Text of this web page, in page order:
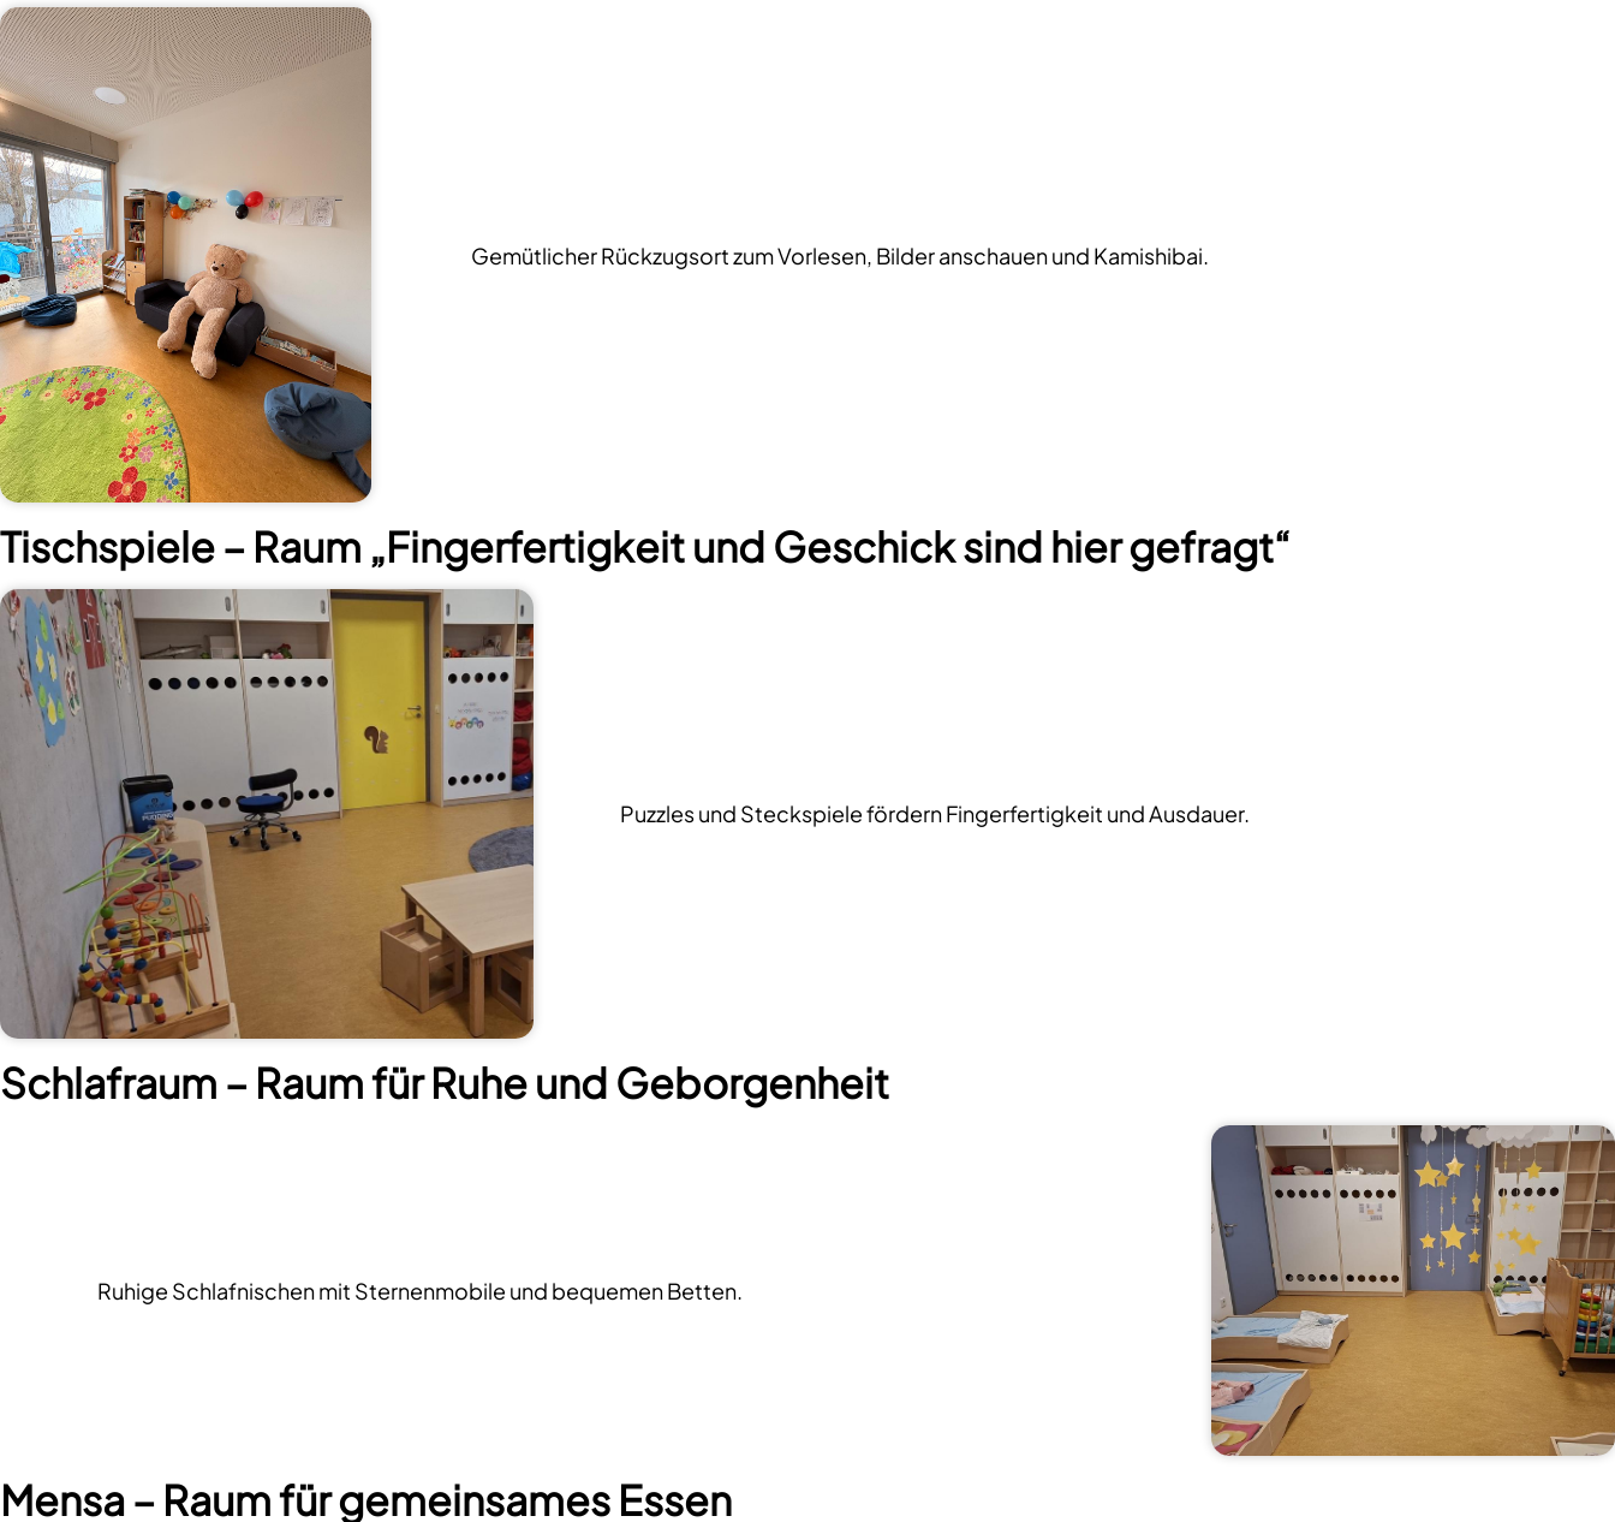
Gemütlicher Rückzugsort zum Vorlesen, Bilder anschauen und Kamishibai.
Tischspiele – Raum „Fingerfertigkeit und Geschick sind hier gefragt“
Puzzles und Steckspiele fördern Fingerfertigkeit und Ausdauer.
Schlafraum – Raum für Ruhe und Geborgenheit
Ruhige Schlafnischen mit Sternenmobile und bequemen Betten.
Mensa – Raum für gemeinsames Essen